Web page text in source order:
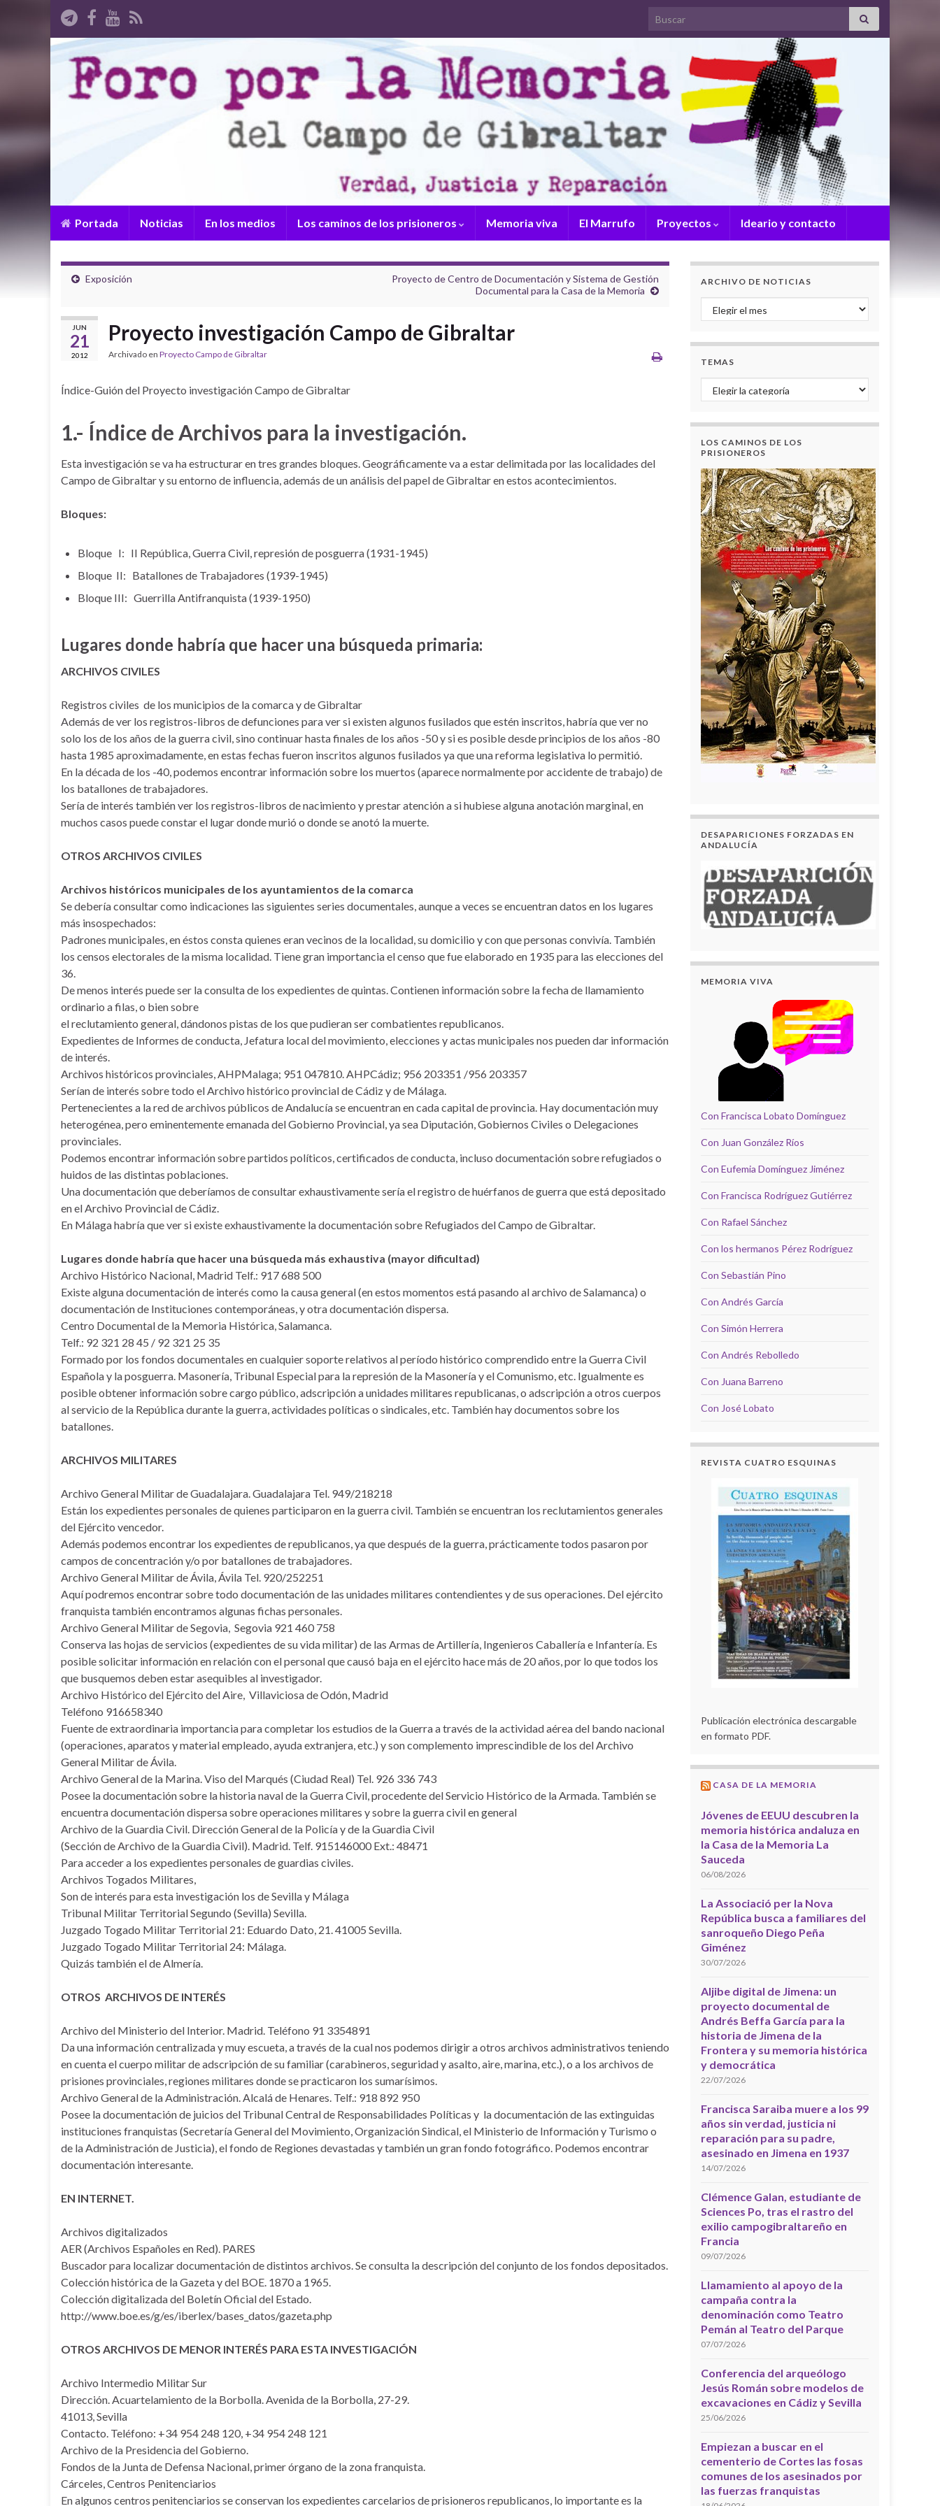
Search for:
Portada Noticias En los medios Los caminos de los prisioneros Memoria viva El Marrufo Proyectos Ideario y contacto
Exposición
Proyecto de Centro de Documentación y Sistema de Gestión
Documental para la Casa de la Memoria
JUN
21
2012
Proyecto investigación Campo de Gibraltar
Archivado en Proyecto Campo de Gibraltar
Índice-Guión del Proyecto investigación Campo de Gibraltar
1.- Índice de Archivos para la investigación.
Esta investigación se va ha estructurar en tres grandes bloques. Geográficamente va a estar delimitada por las localidades del
Campo de Gibraltar y su entorno de influencia, además de un análisis del papel de Gibraltar en estos acontecimientos.
Bloques:
Bloque I: II República, Guerra Civil, represión de posguerra (1931-1945)
Bloque II: Batallones de Trabajadores (1939-1945)
Bloque III: Guerrilla Antifranquista (1939-1950)
Lugares donde habría que hacer una búsqueda primaria:
ARCHIVOS CIVILES
Registros civiles de los municipios de la comarca y de Gibraltar
Además de ver los registros-libros de defunciones para ver si existen algunos fusilados que estén inscritos, habría que ver no
solo los de los años de la guerra civil, sino continuar hasta finales de los años -50 y si es posible desde principios de los años -80
hasta 1985 aproximadamente, en estas fechas fueron inscritos algunos fusilados ya que una reforma legislativa lo permitió.
En la década de los -40, podemos encontrar información sobre los muertos (aparece normalmente por accidente de trabajo) de
los batallones de trabajadores.
Sería de interés también ver los registros-libros de nacimiento y prestar atención a si hubiese alguna anotación marginal, en
muchos casos puede constar el lugar donde murió o donde se anotó la muerte.
OTROS ARCHIVOS CIVILES
Archivos históricos municipales de los ayuntamientos de la comarca
Se debería consultar como indicaciones las siguientes series documentales, aunque a veces se encuentran datos en los lugares
más insospechados:
Padrones municipales, en éstos consta quienes eran vecinos de la localidad, su domicilio y con que personas convivía. También
los censos electorales de la misma localidad. Tiene gran importancia el censo que fue elaborado en 1935 para las elecciones del
36.
De menos interés puede ser la consulta de los expedientes de quintas. Contienen información sobre la fecha de llamamiento
ordinario a filas, o bien sobre
el reclutamiento general, dándonos pistas de los que pudieran ser combatientes republicanos.
Expedientes de Informes de conducta, Jefatura local del movimiento, elecciones y actas municipales nos pueden dar información
de interés.
Archivos históricos provinciales, AHPMalaga; 951 047810. AHPCádiz; 956 203351 /956 203357
Serían de interés sobre todo el Archivo histórico provincial de Cádiz y de Málaga.
Pertenecientes a la red de archivos públicos de Andalucía se encuentran en cada capital de provincia. Hay documentación muy
heterogénea, pero eminentemente emanada del Gobierno Provincial, ya sea Diputación, Gobiernos Civiles o Delegaciones
provinciales.
Podemos encontrar información sobre partidos políticos, certificados de conducta, incluso documentación sobre refugiados o
huidos de las distintas poblaciones.
Una documentación que deberíamos de consultar exhaustivamente sería el registro de huérfanos de guerra que está depositado
en el Archivo Provincial de Cádiz.
En Málaga habría que ver si existe exhaustivamente la documentación sobre Refugiados del Campo de Gibraltar.
Lugares donde habría que hacer una búsqueda más exhaustiva (mayor dificultad)
Archivo Histórico Nacional, Madrid Telf.: 917 688 500
Existe alguna documentación de interés como la causa general (en estos momentos está pasando al archivo de Salamanca) o
documentación de Instituciones contemporáneas, y otra documentación dispersa.
Centro Documental de la Memoria Histórica, Salamanca.
Telf.: 92 321 28 45 / 92 321 25 35
Formado por los fondos documentales en cualquier soporte relativos al período histórico comprendido entre la Guerra Civil
Española y la posguerra. Masonería, Tribunal Especial para la represión de la Masonería y el Comunismo, etc. Igualmente es
posible obtener información sobre cargo público, adscripción a unidades militares republicanas, o adscripción a otros cuerpos
al servicio de la República durante la guerra, actividades políticas o sindicales, etc. También hay documentos sobre los
batallones.
ARCHIVOS MILITARES
Archivo General Militar de Guadalajara. Guadalajara Tel. 949/218218
Están los expedientes personales de quienes participaron en la guerra civil. También se encuentran los reclutamientos generales
del Ejército vencedor.
Además podemos encontrar los expedientes de republicanos, ya que después de la guerra, prácticamente todos pasaron por
campos de concentración y/o por batallones de trabajadores.
Archivo General Militar de Ávila, Ávila Tel. 920/252251
Aquí podremos encontrar sobre todo documentación de las unidades militares contendientes y de sus operaciones. Del ejército
franquista también encontramos algunas fichas personales.
Archivo General Militar de Segovia, Segovia 921 460 758
Conserva las hojas de servicios (expedientes de su vida militar) de las Armas de Artillería, Ingenieros Caballería e Infantería. Es
posible solicitar información en relación con el personal que causó baja en el ejército hace más de 20 años, por lo que todos los
que busquemos deben estar asequibles al investigador.
Archivo Histórico del Ejército del Aire, Villaviciosa de Odón, Madrid
Teléfono 916658340
Fuente de extraordinaria importancia para completar los estudios de la Guerra a través de la actividad aérea del bando nacional
(operaciones, aparatos y material empleado, ayuda extranjera, etc.) y son complemento imprescindible de los del Archivo
General Militar de Ávila.
Archivo General de la Marina. Viso del Marqués (Ciudad Real) Tel. 926 336 743
Posee la documentación sobre la historia naval de la Guerra Civil, procedente del Servicio Histórico de la Armada. También se
encuentra documentación dispersa sobre operaciones militares y sobre la guerra civil en general
Archivo de la Guardia Civil. Dirección General de la Policía y de la Guardia Civil
(Sección de Archivo de la Guardia Civil). Madrid. Telf. 915146000 Ext.: 48471
Para acceder a los expedientes personales de guardias civiles.
Archivos Togados Militares,
Son de interés para esta investigación los de Sevilla y Málaga
Tribunal Militar Territorial Segundo (Sevilla) Sevilla.
Juzgado Togado Militar Territorial 21: Eduardo Dato, 21. 41005 Sevilla.
Juzgado Togado Militar Territorial 24: Málaga.
Quizás también el de Almería.
OTROS ARCHIVOS DE INTERÉS
Archivo del Ministerio del Interior. Madrid. Teléfono 91 3354891
Da una información centralizada y muy escueta, a través de la cual nos podemos dirigir a otros archivos administrativos teniendo
en cuenta el cuerpo militar de adscripción de su familiar (carabineros, seguridad y asalto, aire, marina, etc.), o a los archivos de
prisiones provinciales, regiones militares donde se practicaron los sumarísimos.
Archivo General de la Administración. Alcalá de Henares. Telf.: 918 892 950
Posee la documentación de juicios del Tribunal Central de Responsabilidades Políticas y la documentación de las extinguidas
instituciones franquistas (Secretaría General del Movimiento, Organización Sindical, el Ministerio de Información y Turismo o
de la Administración de Justicia), el fondo de Regiones devastadas y también un gran fondo fotográfico. Podemos encontrar
documentación interesante.
EN INTERNET.
Archivos digitalizados
AER (Archivos Españoles en Red). PARES
Buscador para localizar documentación de distintos archivos. Se consulta la descripción del conjunto de los fondos depositados.
Colección histórica de la Gazeta y del BOE. 1870 a 1965.
Colección digitalizada del Boletín Oficial del Estado.
http://www.boe.es/g/es/iberlex/bases_datos/gazeta.php
OTROS ARCHIVOS DE MENOR INTERÉS PARA ESTA INVESTIGACIÓN
Archivo Intermedio Militar Sur
Dirección. Acuartelamiento de la Borbolla. Avenida de la Borbolla, 27-29.
41013, Sevilla
Contacto. Teléfono: +34 954 248 120, +34 954 248 121
Archivo de la Presidencia del Gobierno.
Fondos de la Junta de Defensa Nacional, primer órgano de la zona franquista.
Cárceles, Centros Penitenciarios
En algunos centros penitenciarios se conservan los expedientes carcelarios de prisioneros republicanos, lo importante es la
ARCHIVO DE NOTICIAS
Archivo de noticias
TEMAS
Temas
LOS CAMINOS DE LOS
PRISIONEROS
DESAPARICIONES FORZADAS EN
ANDALUCÍA
MEMORIA VIVA
Con Francisca Lobato Domínguez
Con Juan González Ríos
Con Eufemia Domínguez Jiménez
Con Francisca Rodríguez Gutiérrez
Con Rafael Sánchez
Con los hermanos Pérez Rodríguez
Con Sebastián Pino
Con Andrés García
Con Simón Herrera
Con Andrés Rebolledo
Con Juana Barreno
Con José Lobato
REVISTA CUATRO ESQUINAS
Publicación electrónica descargable
en formato PDF.
CASA DE LA MEMORIA
Jóvenes de EEUU descubren la
memoria histórica andaluza en
la Casa de la Memoria La
Sauceda
06/08/2026
La Associació per la Nova
República busca a familiares del
sanroqueño Diego Peña
Giménez
30/07/2026
Aljibe digital de Jimena: un
proyecto documental de
Andrés Beffa García para la
historia de Jimena de la
Frontera y su memoria histórica
y democrática
22/07/2026
Francisca Saraiba muere a los 99
años sin verdad, justicia ni
reparación para su padre,
asesinado en Jimena en 1937
14/07/2026
Clémence Galan, estudiante de
Sciences Po, tras el rastro del
exilio campogibraltareño en
Francia
09/07/2026
Llamamiento al apoyo de la
campaña contra la
denominación como Teatro
Pemán al Teatro del Parque
07/07/2026
Conferencia del arqueólogo
Jesús Román sobre modelos de
excavaciones en Cádiz y Sevilla
25/06/2026
Empiezan a buscar en el
cementerio de Cortes las fosas
comunes de los asesinados por
las fuerzas franquistas